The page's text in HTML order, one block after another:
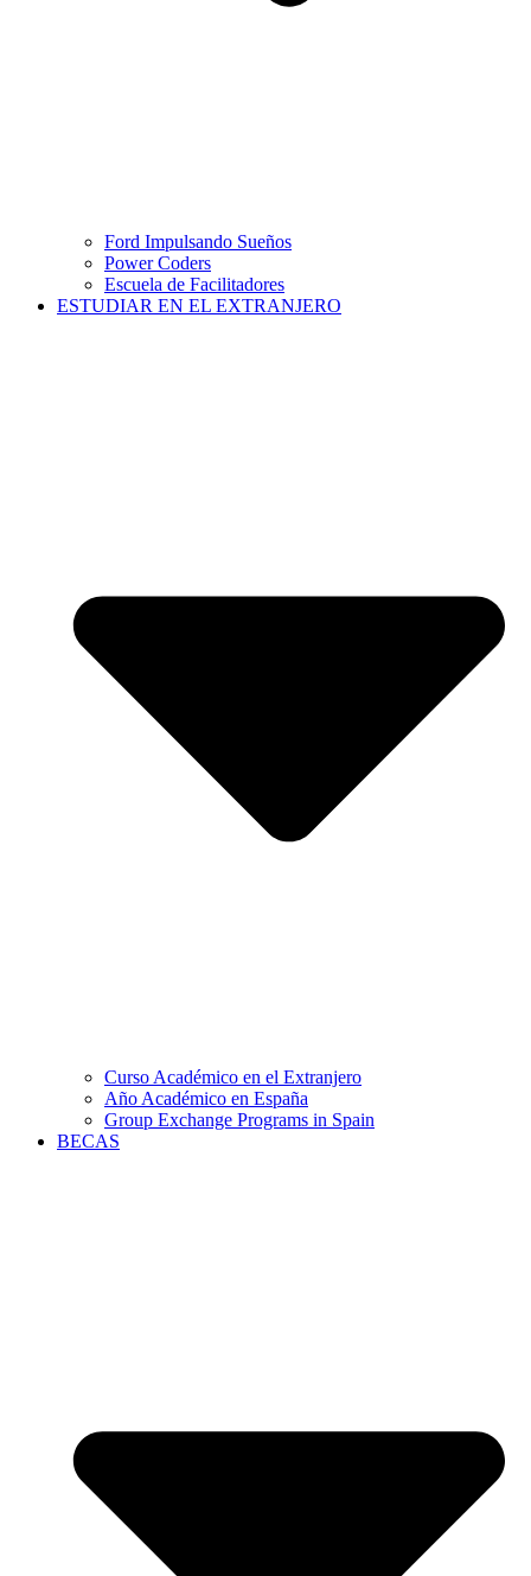
Ford Impulsando Sueños
Power Coders
Escuela de Facilitadores
ESTUDIAR EN EL EXTRANJERO
Curso Académico en el Extranjero
Año Académico en España
Group Exchange Programs in Spain
BECAS